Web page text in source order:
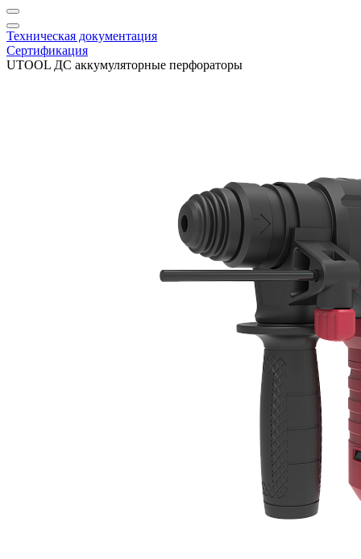
Техническая документация
Сертификация
UTOOL ДС аккумуляторные перфораторы